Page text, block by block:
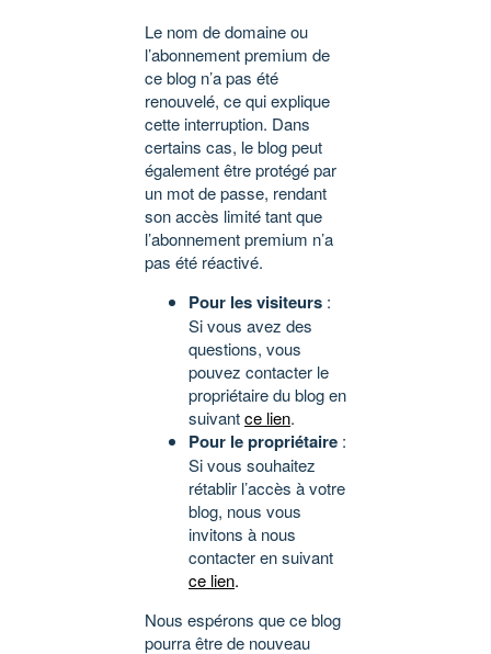
Le nom de domaine ou
l’abonnement premium de
ce blog n’a pas été
renouvelé, ce qui explique
cette interruption. Dans
certains cas, le blog peut
également être protégé par
un mot de passe, rendant
son accès limité tant que
l’abonnement premium n’a
pas été réactivé.
Pour les visiteurs :
Si vous avez des
questions, vous
pouvez contacter le
propriétaire du blog en
suivantce lien.
Pour le propriétaire :
Si vous souhaitez
rétablir l’accès à votre
blog, nous vous
invitons à nous
contacter en suivant
ce lien.
Nous espérons que ce blog
pourra être de nouveau